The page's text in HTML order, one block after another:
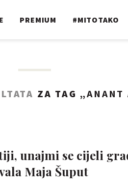
PREMIUM #MITOTAKO
ZA TAG „ANANT
unajmi se cijeli
Maja Šuput